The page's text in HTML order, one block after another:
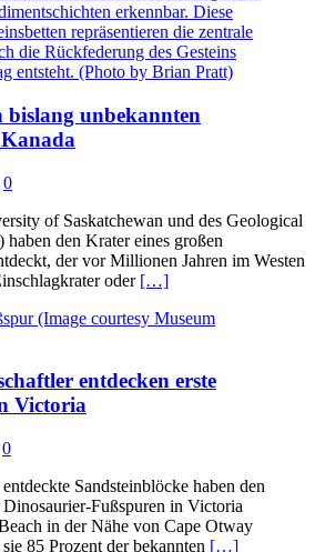
bislang unbekannten
0
of Saskatchewan und des Geological
den Krater eines großen
der vor Millionen Jahren im Westen
oder […]
entdecken erste
Victoria
0
Sandsteinblöcke haben den
Fußspuren in Victoria
in der Nähe von Cape Otway
85 Prozent der bekannten […]